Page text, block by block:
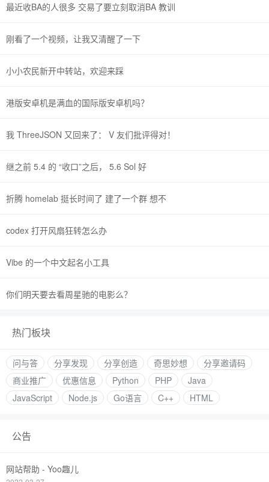
最近收BA的人很多 交易了要立刻取消BA 教训
刚看了一个视频，让我又清醒了一下
小小农民新开中转站，欢迎来踩
港版安卓机是满血的国际版安卓机吗？
我 ThreeJSON 又回来了： V 友们批评得对！
继之前 5.4 的 “收口”之后， 5.6 Sol 好
折腾 homelab 挺长时间了 建了一个群 想不
codex 打开风扇狂转怎么办
Vibe 的一个中文起名小工具
你们明天要去看周星驰的电影么？
热门板块
问与答 分享发现 分享创造 奇思妙想
分享邀请码
商业推广
优惠信息 Python PHP
Java
JavaScript
Node.js Go语言 C++ HTML
公告
网站帮助 - Yoo趣儿